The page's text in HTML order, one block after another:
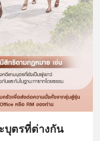
บุตรที่ต่างกัน